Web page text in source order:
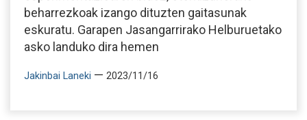
beharrezkoak izango dituzten gaitasunak
eskuratu. Garapen Jasangarrirako Helburuetako
asko landuko dira hemen
Jakinbai Laneki — 2023/11/16